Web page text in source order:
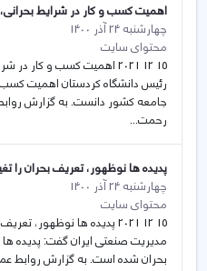
اهمیت کسب و کار در شرایط
چهارشنبه 24 آذر 1400
محتوای سایت
15 12 2021 اهمیت کسب و کار
رئیس دانشگاه کردستان اهمیت کسب
جامعه کشور دانست. به گزارش
رحمت...
پدیده ها نوظهور، تعریف بحران را
چهارشنبه 24 آذر 1400
محتوای سایت
15 12 2021 پدیده ها نوظهور،
مدیریت صنعتی ایران گفت: پدیده
بحران شده است. به گزارش روابط